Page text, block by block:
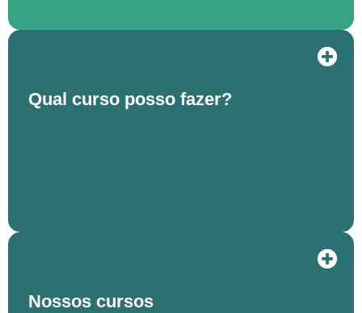
Qual curso posso fazer?
Nossos cursos